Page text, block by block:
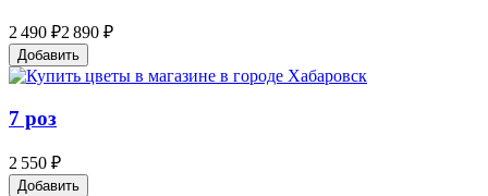
2 490 ₽2 890 ₽
Добавить
7 роз
2 550 ₽
Добавить